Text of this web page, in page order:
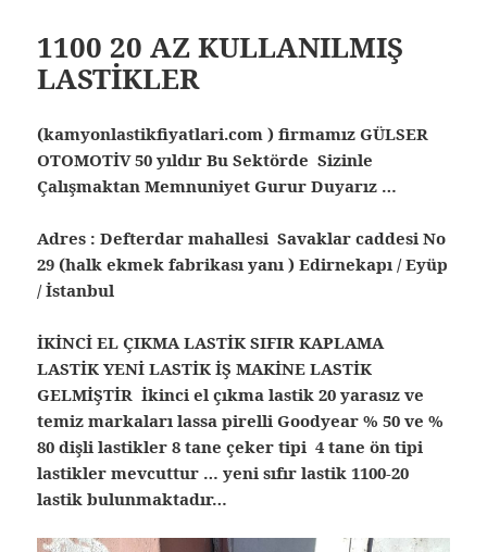
1100 20 AZ KULLANILMIŞ
LASTİKLER
(kamyonlastikfiyatlari.com ) firmamız GÜLSER
OTOMOTİV 50 yıldır Bu Sektörde Sizinle
Çalışmaktan Memnuniyet Gurur Duyarız …
Adres : Defterdar mahallesi Savaklar caddesi No
29 (halk ekmek fabrikası yanı ) Edirnekapı / Eyüp
/ İstanbul
İKİNCİ EL ÇIKMA LASTİK SIFIR KAPLAMA
LASTİK YENİ LASTİK İŞ MAKİNE LASTİK
GELMİŞTİR İkinci el çıkma lastik 20 yarasız ve
temiz markaları lassa pirelli Goodyear % 50 ve %
80 dişli lastikler 8 tane çeker tipi 4 tane ön tipi
lastikler mevcuttur … yeni sıfır lastik 1100-20
lastik bulunmaktadır…